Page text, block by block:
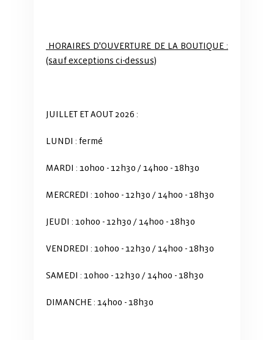
HORAIRES D'OUVERTURE DE LA BOUTIQUE :
(sauf exceptions ci-dessus)
JUILLET ET AOUT 2026 :
LUNDI : fermé
MARDI : 10h00 - 12h30 / 14h00 - 18h30
MERCREDI : 10h00 - 12h30 / 14h00 - 18h30
JEUDI : 10h00 - 12h30 / 14h00 - 18h30
VENDREDI : 10h00 - 12h30 / 14h00 - 18h30
SAMEDI : 10h00 - 12h30 / 14h00 - 18h30
DIMANCHE : 14h00 - 18h30